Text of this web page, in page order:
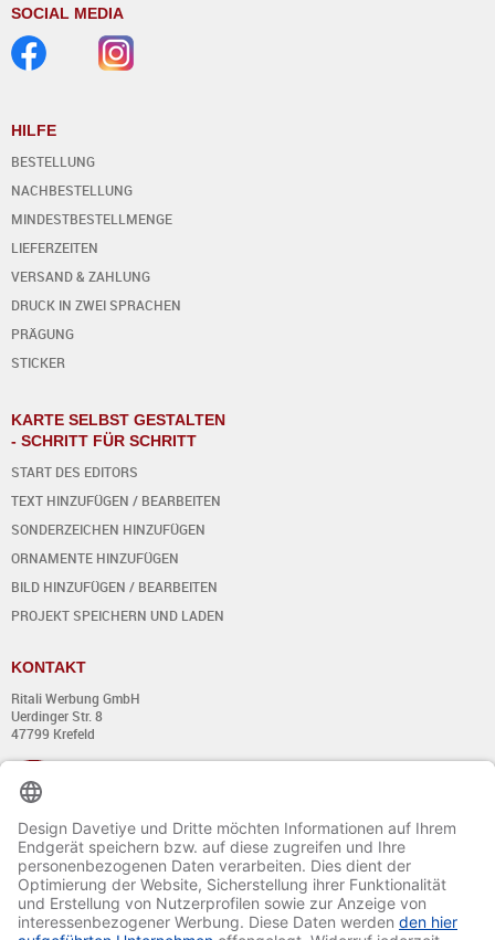
SOCIAL MEDIA
HILFE
BESTELLUNG
NACHBESTELLUNG
MINDESTBESTELLMENGE
LIEFERZEITEN
VERSAND & ZAHLUNG
DRUCK IN ZWEI SPRACHEN
PRÄGUNG
STICKER
KARTE SELBST GESTALTEN
- SCHRITT FÜR SCHRITT
START DES EDITORS
TEXT HINZUFÜGEN / BEARBEITEN
SONDERZEICHEN HINZUFÜGEN
ORNAMENTE HINZUFÜGEN
BILD HINZUFÜGEN / BEARBEITEN
PROJEKT SPEICHERN UND LADEN
KONTAKT
Ritali Werbung GmbH
Uerdinger Str. 8
47799 Krefeld
+49 (0) 21 51 - 7 633 633
Montag bis Donnerstag:
von 8:00 - 13:00
und von 14:00 - 17:00 Uhr
Freitag:
von 8:00 - 13:00